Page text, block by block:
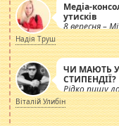
Медіа-
утисків
8 вересня –
журналістів.
Надія Труш
ЧИ МАЮТЬ
СТИПЕНДІЇ?
Рідко пишу
просто
навколо
Віталій Улибін